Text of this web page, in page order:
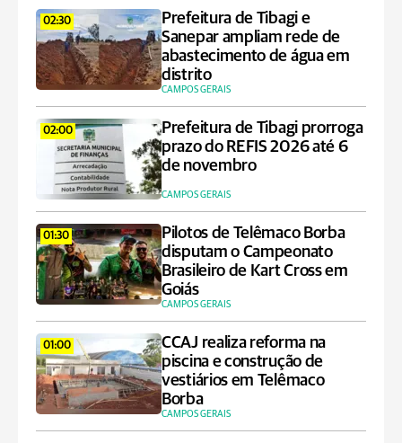
02:30
Prefeitura de Tibagi e
Sanepar ampliam rede de
abastecimento de água em
distrito
CAMPOS GERAIS
02:00
Prefeitura de Tibagi prorroga
prazo do REFIS 2026 até 6
de novembro
CAMPOS GERAIS
01:30
Pilotos de Telêmaco Borba
disputam o Campeonato
Brasileiro de Kart Cross em
Goiás
CAMPOS GERAIS
01:00
CCAJ realiza reforma na
piscina e construção de
vestiários em Telêmaco
Borba
CAMPOS GERAIS